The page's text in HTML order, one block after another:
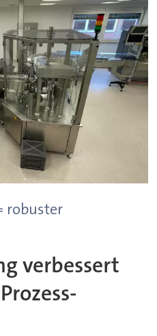
robuster
verbessert